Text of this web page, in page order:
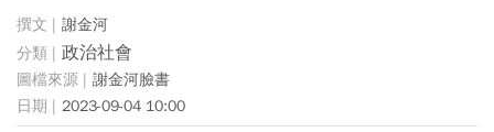
謝金河
政治社會
謝金河臉書
2023-09-04 10:00